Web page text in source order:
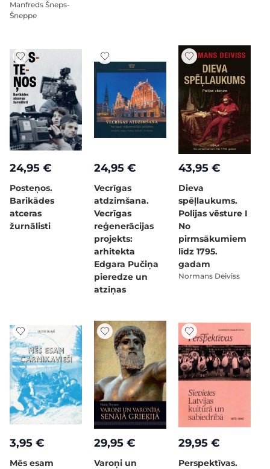
Manfreds Šneps-
Šneppe
24,95 €
Posteņos.
Barikādes
atceras
žurnālisti
24,95 €
Vecrīgas
atdzimšana.
Vecrīgas
reģenerācijas
projekts:
arhitekta
Edgara Pučiņa
pieredze un
atziņas
43,95 €
Dieva
spēļlaukums.
Polijas vēsture I
No
pirmsākumiem
līdz 1795.
gadam
Normans Deiviss
3,95 €
Mēs esam
29,95 €
Varoņi un
29,95 €
Perspektīvas.